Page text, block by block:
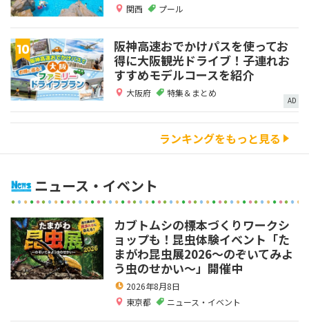
関西 プール
阪神高速おでかけパスを使ってお
得に大阪観光ドライブ！子連れお
すすめモデルコースを紹介
大阪府 特集＆まとめ
AD
ランキングをもっと見る
ニュース・イベント
カブトムシの標本づくりワークシ
ョップも！昆虫体験イベント「た
まがわ昆虫展2026～のぞいてみよ
う虫のせかい～」開催中
2026年8月8日
東京都
ニュース・イベント